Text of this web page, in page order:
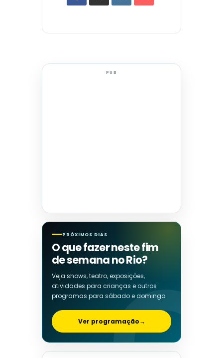
PUB
PRÓXIMOS DIAS
O que fazer neste fim
de semana no Rio?
Veja shows, teatro, exposições,
atividades para crianças e outros
programas para sábado e domingo.
Ver programação→